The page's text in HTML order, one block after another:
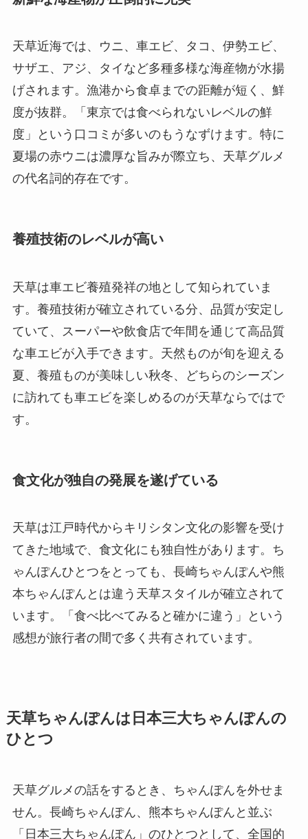
天草近海では、ウニ、車エビ、タコ、伊勢エビ、
サザエ、アジ、タイなど多種多様な海産物が水揚
げされます。漁港から食卓までの距離が短く、鮮
度が抜群。「東京では食べられないレベルの鮮
度」という口コミが多いのもうなずけます。特に
夏場の赤ウニは濃厚な旨みが際立ち、天草グルメ
の代名詞的存在です。
養殖技術のレベルが高い
天草は車エビ養殖発祥の地として知られていま
す。養殖技術が確立されている分、品質が安定し
ていて、スーパーや飲食店で年間を通じて高品質
な車エビが入手できます。天然ものが旬を迎える
夏、養殖ものが美味しい秋冬、どちらのシーズン
に訪れても車エビを楽しめるのが天草ならではで
す。
食文化が独自の発展を遂げている
天草は江戸時代からキリシタン文化の影響を受け
てきた地域で、食文化にも独自性があります。ち
ゃんぽんひとつをとっても、長崎ちゃんぽんや熊
本ちゃんぽんとは違う天草スタイルが確立されて
います。「食べ比べてみると確かに違う」という
感想が旅行者の間で多く共有されています。
天草ちゃんぽんは日本三大ちゃんぽんの
ひとつ
天草グルメの話をするとき、ちゃんぽんを外せま
せん。長崎ちゃんぽん、熊本ちゃんぽんと並ぶ
「日本三大ちゃんぽん」のひとつとして、全国的